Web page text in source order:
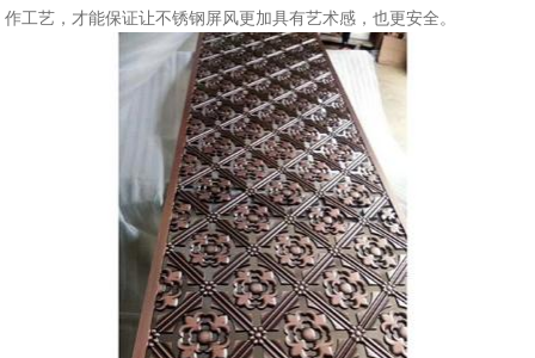
作工艺，才能保证让不锈钢屏风更加具有艺术感，也更安全。